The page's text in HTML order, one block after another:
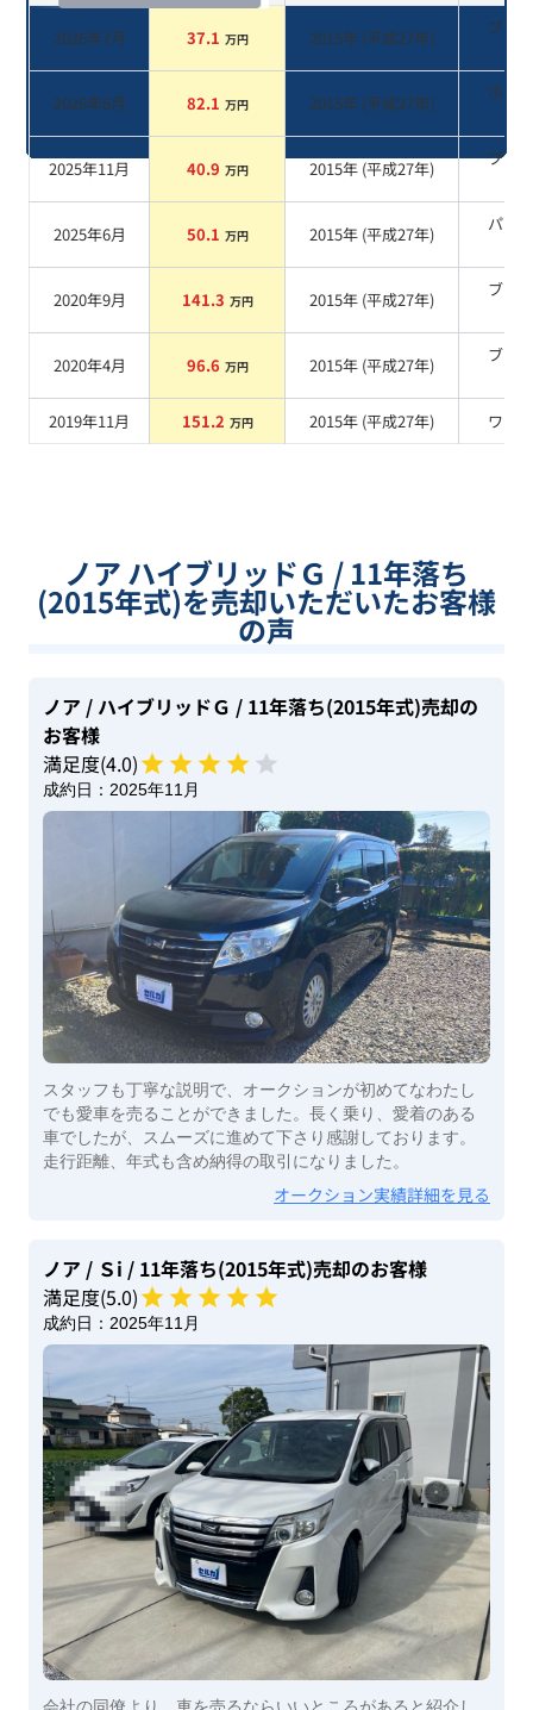
2026年7月 37.1 万円 2015年 (平成27年)
ブラ
2026年6月 82.1 万円 2015年 (平成27年)
ホワ
2025年11月 40.9 万円 2015年 (平成27年)
ブラ
2025年6月 50.1 万円 2015年 (平成27年)
パー
2020年9月 141.3 万円 2015年 (平成27年)
ブラ
2020年4月 96.6 万円 2015年 (平成27年)
ブラ
2019年11月
151.2 万円 2015年 (平成27年) ワイン
ノア ハイブリッドＧ / 11年落ち
(2015年式)を売却いただいたお客様
の声
ノア / ハイブリッドＧ / 11年落ち(2015年式)売却の
お客様
満足度(4.0)
成約日： 2025年11月
スタッフも丁寧な説明で、オークションが初めてなわたし
でも愛車を売ることができました。長く乗り、愛着のある
車でしたが、スムーズに進めて下さり感謝しております。
走行距離、年式も含め納得の取引になりました。
オークション実績詳細を見る
ノア / Ｓi / 11年落ち(2015年式)売却のお客様
満足度(5.0)
成約日： 2025年11月
会社の同僚より、車を売るならいいところがあると紹介し